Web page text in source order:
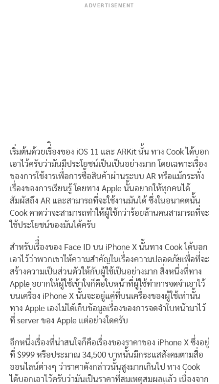
ADVERTISEMENT
เริ่มต้นด้วยเรื่ิองของ iOS 11 และ ARKit นั้น ทาง Cook ได้บอก
เอาไว้ครับว่ามันมีประโยชน์เป็นเป็นอย่างมาก โดยเฉพาะเรื่อง
ของการใช้งารเพื่อการซื้อสินค้าผ่านระบบ AR หรือแม้กระทั่ง
เรื่องของการเรียนรู้ โดยทาง Apple นั้นอยากให้ทุกคนได้
สัมผัสถึง AR และสามารถที่จะใช้งานมันได้ ซึ่งในอนาคตนั้น
Cook คาดว่าจะสามารถทำให้ผู้ใช้กว่าร้อยล้านคนสามารถที่จะ
ใช้ประโยชน์ของมันได้ครับ
สำหรับเรีื่องของ Face ID บน iPhone X นั้นทาง Cook ได้บอก
เอาไว้ว่าพวกเขาให้ความสำคัญในเรื่องความปลอดภัยเพื่อที่จะ
สร้างความเป็นส่วนตัวให้กับผู้ใช้เป็นอย่างมาก สิ่งหนึ่งที่ทาง
Apple อยากให้ผู้ใช้เข้าใจก็คือใบหน้าที่ผู้ใช้ทำการจดจำเอาไว้
บนเครื่อง iPhone X นั้นจะอยู่แค่ที่บนเครื่องของผู้ใช้เท่านั้น
ทาง Apple เองไม่ได้เก็บข้อมูลเรื่องของการจดจำใบหน้ามาไว้
ที่ server ของ Apple แต่อย่างใดครับ
อีกหนึ่งเรื่องที่น่าสนใจก็คือเรื่องของราคาของ iPhone X ซึ่งอยู่
ที่ $999 หรือประมาณ 34,500 บาทนั้นมีกระแสสังคมตามสื่อ
ออนไลน์ต่างๆ ว่าราคาดังกล่าวนั้นสูงมากเกินไป ทาง Cook
ได้บอกเอาไว้ครับว่ามันเป็นราคาที่สมเหตุสมผลแล้ว เนื่องจาก